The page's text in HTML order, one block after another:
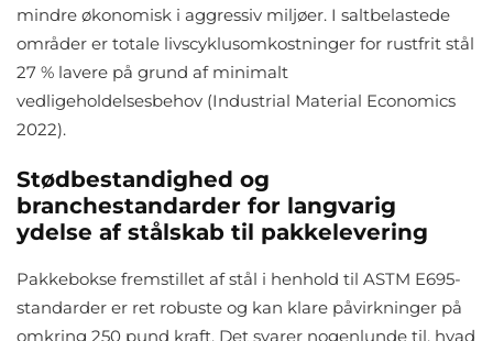
mindre økonomisk i aggressiv miljøer. I saltbelastede
områder er totale livscyklusomkostninger for rustfrit stål
27 % lavere på grund af minimalt
vedligeholdelsesbehov (Industrial Material Economics
2022).
Stødbestandighed og
branchestandarder for langvarig
ydelse af stålskab til pakkelevering
Pakkebokse fremstillet af stål i henhold til ASTM E695-
standarder er ret robuste og kan klare påvirkninger på
omkring 250 pund kraft. Det svarer nogenlunde til, hvad